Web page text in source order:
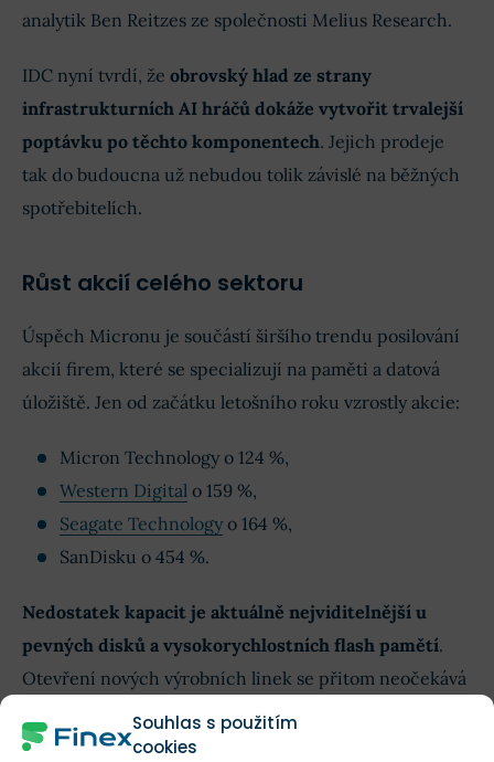
Souhlas s použitím
cookies
analytik Ben Reitzes ze společnosti Melius Research.
IDC nyní tvrdí, že obrovský hlad ze strany
infrastrukturních AI hráčů dokáže vytvořit trvalejší
poptávku po těchto komponentech. Jejich prodeje
tak do budoucna už nebudou tolik závislé na běžných
spotřebitelích.
Růst akcií celého sektoru
Úspěch Micronu je součástí širšího trendu posilování
akcií firem, které se specializují na paměti a datová
úložiště. Jen od začátku letošního roku vzrostly akcie:
Micron Technology o 124 %,
Western Digital o 159 %,
Seagate Technology o 164 %,
SanDisku o 454 %.
Nedostatek kapacit je aktuálně nejviditelnější u
pevných disků a vysokorychlostních flash pamětí.
Otevření nových výrobních linek se přitom neočekává
dříve než v polovině příštího roku.